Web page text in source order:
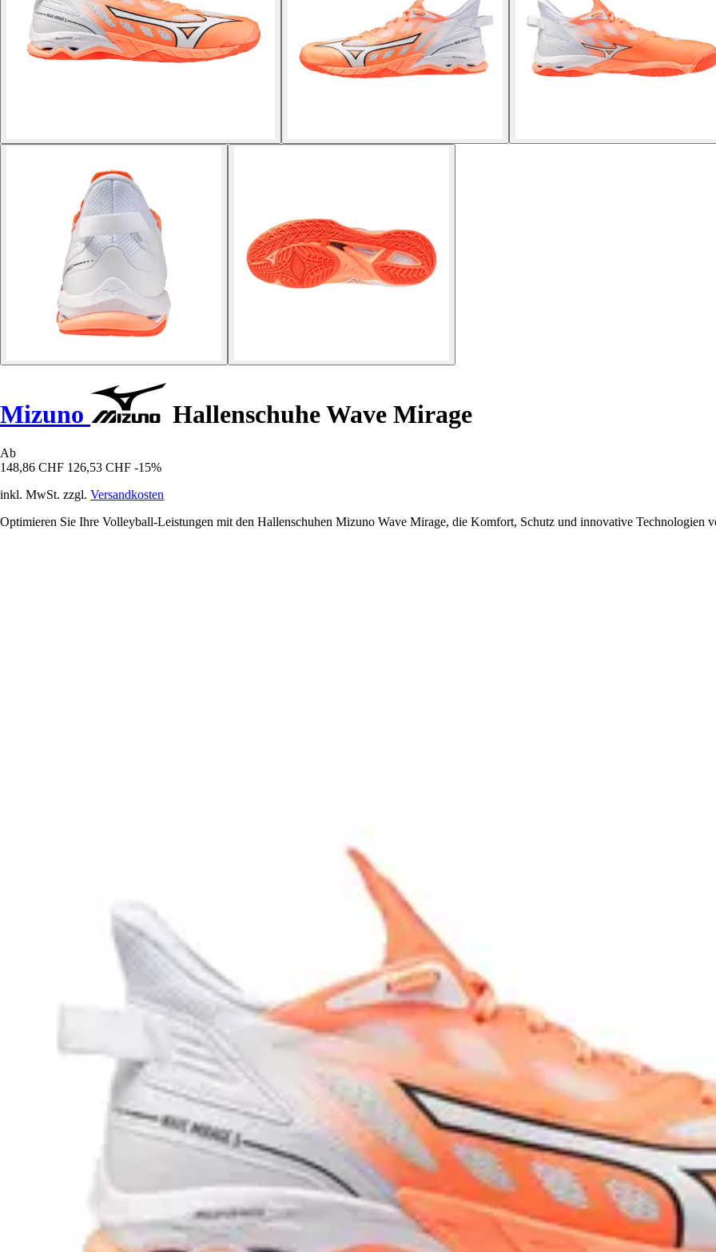
Mizuno Hallenschuhe Wave Mirage
Ab
148,86 CHF 126,53 CHF -15%
inkl. MwSt. zzgl. Versandkosten
Optimieren Sie Ihre Volleyball-Leistungen mit den Hallenschuhen Mizuno Wave Mirage, die Komfort, Schutz und innovative Technologien